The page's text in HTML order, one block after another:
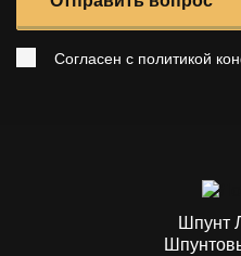
Согласен с политикой
Шпунт